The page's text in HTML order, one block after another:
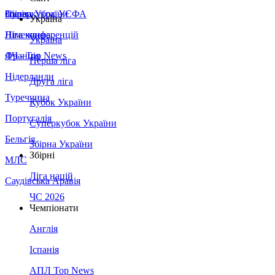
Збірна України
Італія
Німеччина
Франція
Нідерланди
Туреччина
Португалія
Бельгія
МЛС
Саудівська Аравія
Суперкубок УЄФА
Ліга конференцій
ЛЧ - Top News
Україна
Україна
Перша ліга
Друга ліга
Кубок України
Суперкубок України
Збірна України
Збірні
Ліга націй
ЧС 2026
Чемпіонати
Англія
Іспанія
АПЛ Top News